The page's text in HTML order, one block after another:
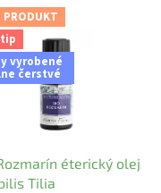
PRODUKT
vyrobené
čerstvé
éterický olej
Tilia